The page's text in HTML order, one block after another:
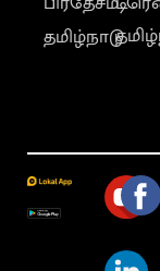
தமிழ்நாடு